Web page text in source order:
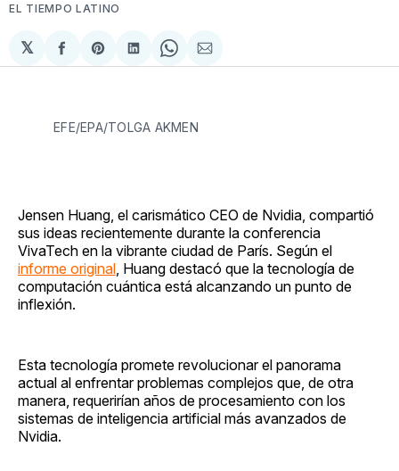
EL TIEMPO LATINO
𝕏
Compartir
en
Share
on
Compartir
en
Share
on
Compartir
via
EFE/EPA/TOLGA AKMEN
Jensen Huang, el carismático CEO de Nvidia, compartió
sus ideas recientemente durante la conferencia
VivaTech en la vibrante ciudad de París. Según el
informe original , Huang destacó que la tecnología de
computación cuántica está alcanzando un punto de
inflexión.
Esta tecnología promete revolucionar el panorama
actual al enfrentar problemas complejos que, de otra
manera, requerirían años de procesamiento con los
sistemas de inteligencia artificial más avanzados de
Nvidia.